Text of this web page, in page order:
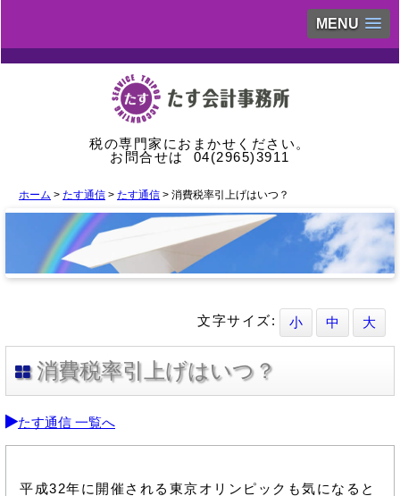
MENU
税の専門家におまかせください。
お問合せは 04(2965)3911
ホーム > たす通信 > たす通信 > 消費税率引上げはいつ？
文字サイズ: 小 中 大
消費税率引上げはいつ？
たす通信 一覧へ
平成32年に開催される東京オリンピックも気になると